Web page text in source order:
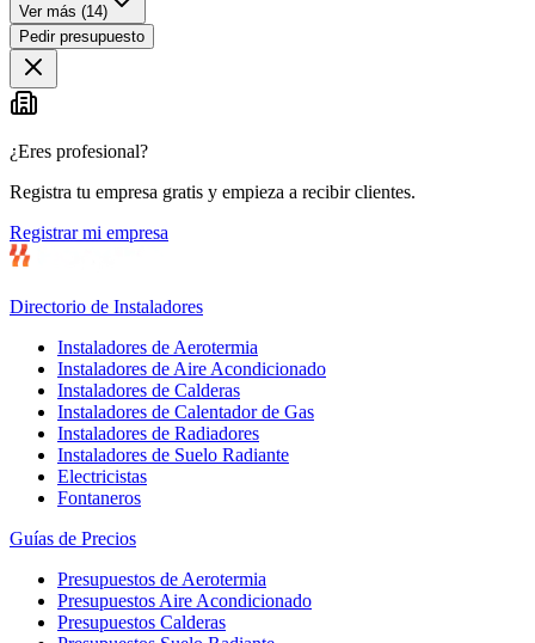
Ver más (14)
Pedir presupuesto
¿Eres profesional?
Registra tu empresa gratis y empieza a recibir clientes.
Registrar mi empresa
Directorio de Instaladores
Instaladores de Aerotermia
Instaladores de Aire Acondicionado
Instaladores de Calderas
Instaladores de Calentador de Gas
Instaladores de Radiadores
Instaladores de Suelo Radiante
Electricistas
Fontaneros
Guías de Precios
Presupuestos de Aerotermia
Presupuestos Aire Acondicionado
Presupuestos Calderas